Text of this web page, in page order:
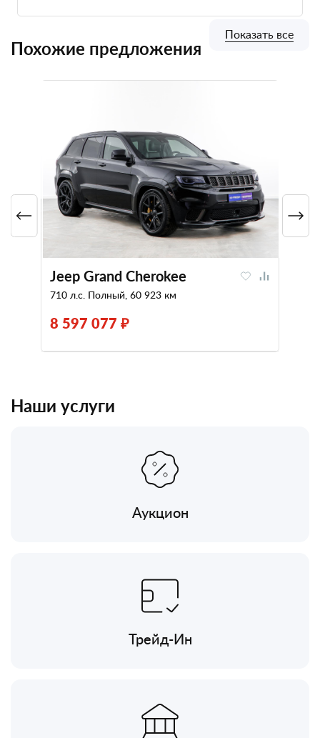
Похожие предложения
Jeep Grand Cherokee
710 л.с. Полный, 60 923 км
8 597 077 ₽
Показать все
Наши услуги
Аукцион
Трейд-Ин